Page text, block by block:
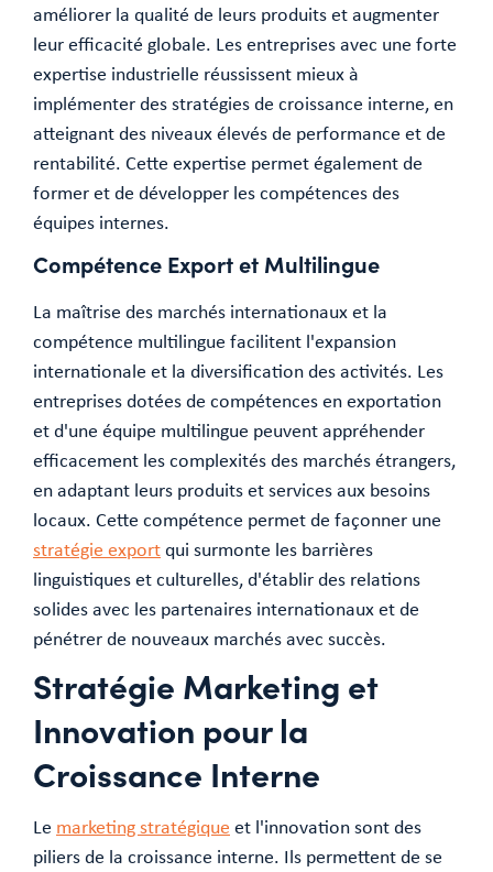
améliorer la qualité de leurs produits et augmenter
leur efficacité globale. Les entreprises avec une forte
expertise industrielle réussissent mieux à
implémenter des stratégies de croissance interne, en
atteignant des niveaux élevés de performance et de
rentabilité. Cette expertise permet également de
former et de développer les compétences des
équipes internes.
Compétence Export et Multilingue
La maîtrise des marchés internationaux et la
compétence multilingue facilitent l'expansion
internationale et la diversification des activités. Les
entreprises dotées de compétences en exportation
et d'une équipe multilingue peuvent appréhender
efficacement les complexités des marchés étrangers,
en adaptant leurs produits et services aux besoins
locaux. Cette compétence permet de façonner une
stratégie exportqui surmonte les barrières
linguistiques et culturelles, d'établir des relations
solides avec les partenaires internationaux et de
pénétrer de nouveaux marchés avec succès.
Stratégie Marketing et
Innovation pour la
Croissance Interne
Le marketing stratégique et l'innovation sont des
piliers de la croissance interne. Ils permettent de se